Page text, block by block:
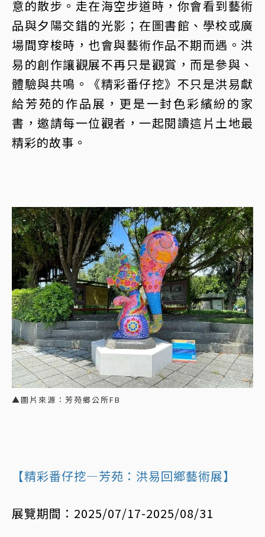
意的散步。走在海空步道時，你會看到藝術
品與夕陽交錯的光影；在圖書館、學校或廣
場間穿梭時，也會與藝術作品不期而遇。洪
易的創作讓觀展不再只是觀賞，而是參與、
體驗與共鳴。《精彩番仔挖》不只是洪易獻
給芳苑的作品展，更是一封色彩繽紛的家
書，邀請每一位觀者，一起閱讀這片土地最
精彩的故事。
▲圖片來源：芳苑鄉公所FB
【精彩番仔挖—芳苑：洪易回鄉藝術展】
展覽期間：2025/07/17-2025/08/31